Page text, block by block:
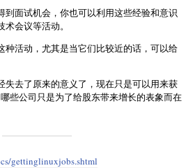
到面试机会，你也可以利用这些经验和意识
会议等活动。
种活动，尤其是当它们比较近的话，可以给
失去了原来的意义了，现在只是可以用来获
些公司只是为了给股东带来增长的表象而在
gettinglinuxjobs.shtml